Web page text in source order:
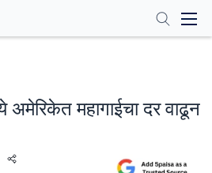
महागाईचा दर वाढून